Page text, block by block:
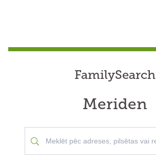
FamilySearch
Meriden